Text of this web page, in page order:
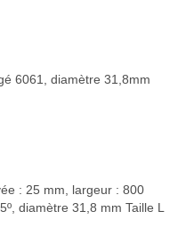
6061, diamètre 31,8mm
: 25 mm, largeur : 800
diamètre 31,8 mm Taille L